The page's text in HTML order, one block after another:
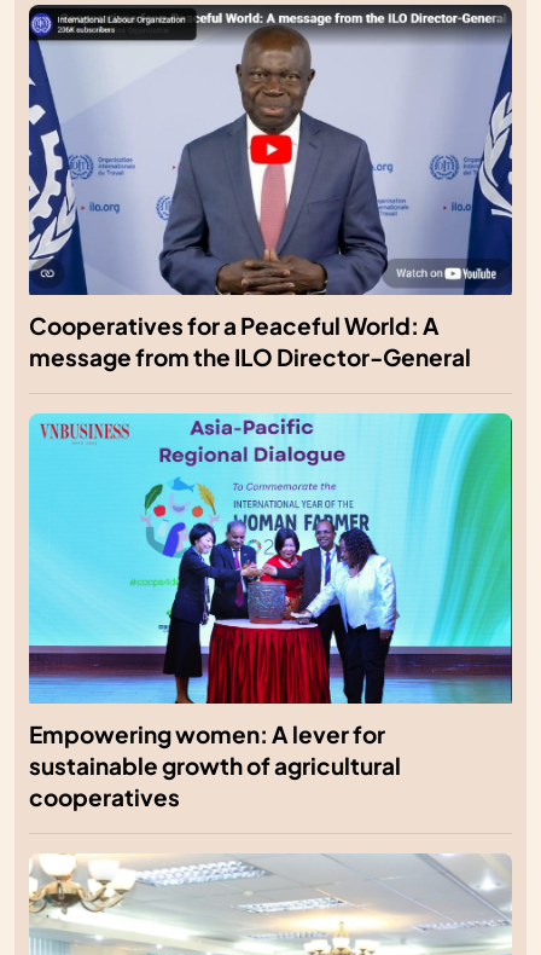
Cooperatives for a Peaceful World: A
message from the ILO Director-General
Empowering women: A lever for
sustainable growth of agricultural
cooperatives